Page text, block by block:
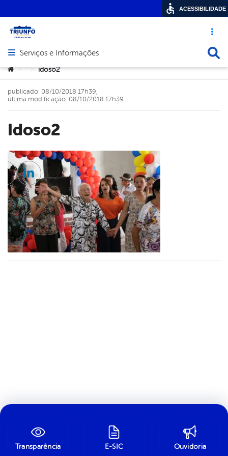
Acesso
Abrir menu principal de navegação
Serviços e Informações
Você está aqui:
> > idoso2
idoso2
publicado: 08/10/2018 17h39,
última modificação: 08/10/2018 17h39
Twitter
Linkedin
Transparência E-SIC Ouvidoria
ACESSIBILIDADE